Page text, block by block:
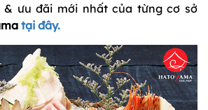
& ưu đãi mới nhất của từng cơ sở
tại đây.